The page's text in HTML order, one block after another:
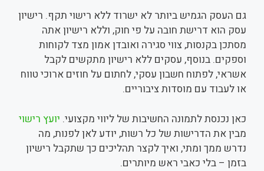
גם העסק הגמיש ביותר לא ישרוד ללא רישוי תקף. רישיון
עסק הוא דרישת חובה על פי חוק, וללא רישיון אתה
מסתכן בקנסות, צווי סגירה ואובדן אמון מצד לקוחות
וספקים. בנוסף, עסקים ללא רישיון מתקשים לקבל
אשראי, לפתוח חשבון עסקי, לחתום על חוזים ארוכי טווח
או לעבוד עם מוסדות ציבוריים.
כאן נכנסת לתמונה החשיבות של ליווי מקצועי. יועץ רישוי
מבין את הדרישות של כל רשות, יודע לאן לפנות, מה
נדרש ממך ומתי, ואיך לקצר תהליכים כך שתקבל רישיון
בזמן – בלי כאבי ראש מיותרים.